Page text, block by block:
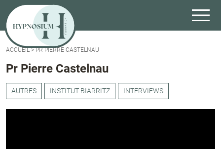
ACCUEIL>PR PIERRE CASTELNAU
Pr Pierre Castelnau
AUTRES INSTITUT BIARRITZ INTERVIEWS